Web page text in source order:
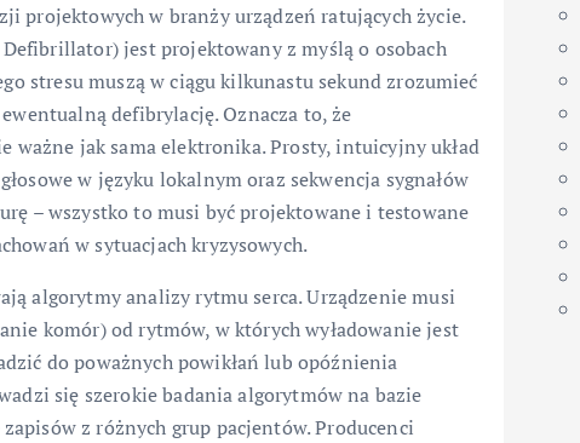
projektowych w branży urządzeń ratujących życie.
jest projektowany z myślą o osobach
stresu muszą w ciągu kilkunastu sekund zrozumieć
defibrylację. Oznacza to, że
jak sama elektronika. Prosty, intuicyjny układ
w języku lokalnym oraz sekwencja sygnałów
– wszystko to musi być projektowane i testowane
w sytuacjach kryzysowych.
algorytmy analizy rytmu serca. Urządzenie musi
komór) od rytmów, w których wyładowanie jest
do poważnych powikłań lub opóźnienia
się szerokie badania algorytmów na bazie
z różnych grup pacjentów. Producenci